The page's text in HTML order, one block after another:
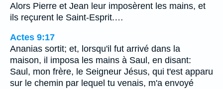
Alors Pierre et Jean leur imposèrent les mains, et
ils reçurent le Saint-Esprit.…
Actes 9:17
Ananias sortit; et, lorsqu'il fut arrivé dans la
maison, il imposa les mains à Saul, en disant:
Saul, mon frère, le Seigneur Jésus, qui t'est apparu
sur le chemin par lequel tu venais, m'a envoyé